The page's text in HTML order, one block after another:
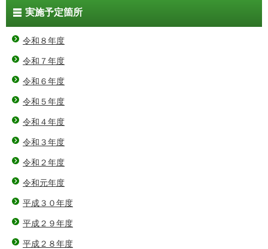
実施予定箇所
令和８年度
令和７年度
令和６年度
令和５年度
令和４年度
令和３年度
令和２年度
令和元年度
平成３０年度
平成２９年度
平成２８年度